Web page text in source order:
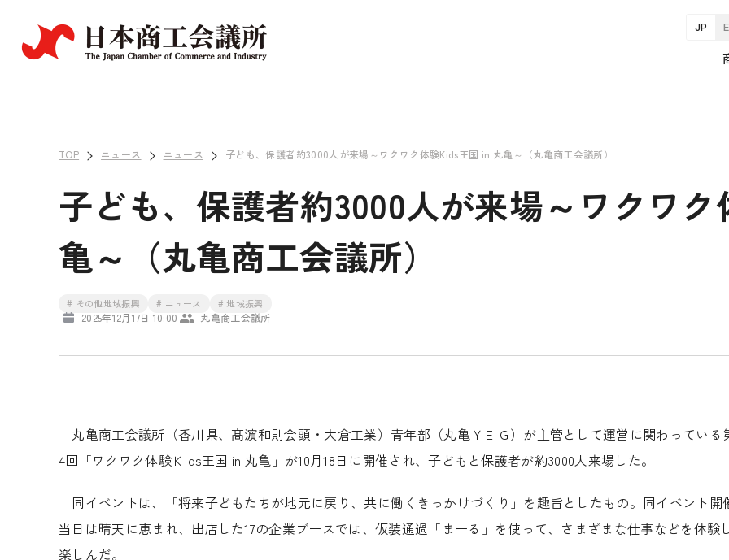
JP
TOP ニュース ニュース 子ども、保護者約3000人が来場～ワクワク体験Kids王国 in 丸亀～（丸亀商工会議所）
子ども、保護者約3000人が来場～ワクワ
亀～（丸亀商工会議所）
# その他地域振興 # ニュース # 地域振興
2025年12月17日 10:00 丸亀商工会議所
丸亀商工会議所（香川県、髙濵和則会頭・大倉工業）青年部（丸亀ＹＥＧ）が主管として運営に関わっている
4回「ワクワク体験Ｋids王国 in 丸亀」が10月18日に開催され、子どもと保護者が約3000人来場した。
同イベントは、「将来子どもたちが地元に戻り、共に働くきっかけづくり」を趣旨としたもの。同イベント開
当日は晴天に恵まれ、出店した17の企業ブースでは、仮装通過「まーる」を使って、さまざまな仕事などを体験
楽しんだ。